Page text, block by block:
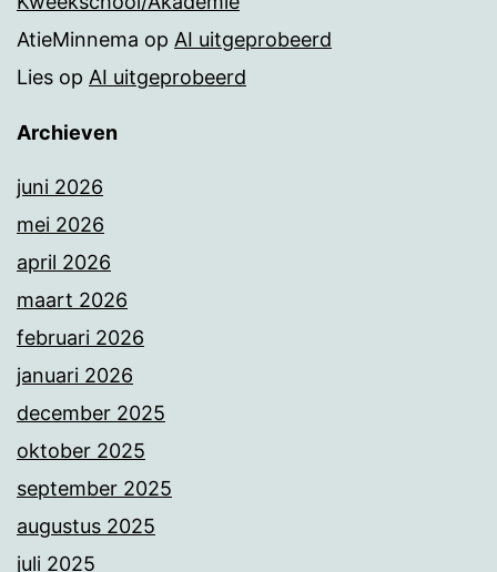
AtieMinnema op AI uitgeprobeerd
Lies op AI uitgeprobeerd
Archieven
juni 2026
mei 2026
april 2026
maart 2026
februari 2026
januari 2026
december 2025
oktober 2025
september 2025
augustus 2025
juli 2025